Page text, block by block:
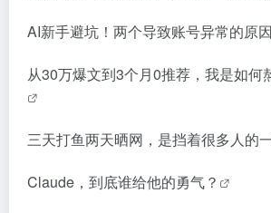
AI新手避坑！两个导致账号异常的原因
从30万爆文到3个月0推荐，我是如何
三天打鱼两天晒网，是挡着很多人的
Claude，到底谁给他的勇气？